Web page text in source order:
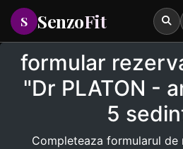
S SenzoFit
Tastează pentru a căuta
formular
"Dr PLATON -
5
Completeaza formularul de